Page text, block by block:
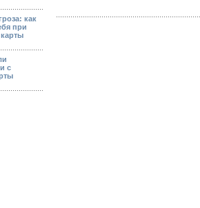
как
при
карты
с